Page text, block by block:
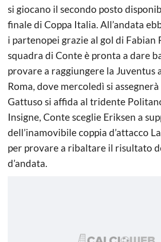
si giocano il secondo posto
finale di Coppa Italia. All’andata
i partenopei grazie al gol di Fabian
squadra di Conte è pronta a dare
provare a raggiungere la Juventus
Roma, dove mercoledì si
Gattuso si affida al tridente
Insigne, Conte sceglie Eriksen a
dell’inamovibile coppia d’attacco
per provare a ribaltare il risultato
d’andata.